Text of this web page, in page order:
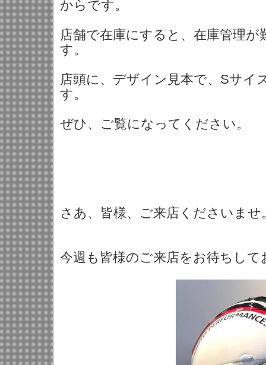
からです。
店舗で在庫にすると、在庫管理
す。
店頭に、デザイン見本で、Sサイ
す。
ぜひ、ご覧になってください。
さあ、皆様、ご来店くださいませ
今週も皆様のご来店をお待ちして